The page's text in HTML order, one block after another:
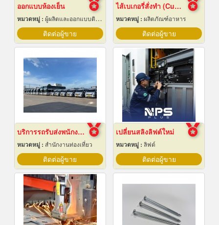
ออกแบบห้องเย็น
หมวดหมู่ : ผู้ผลิตและออกแบบติดตั้งห้องเย็น
ติดต่อผู้ขาย
ไส้เบเกอรี่สั่งทำ (Custom bakery fillings)
หมวดหมู่ : ผลิตภัณฑ์อาหาร
ติดต่อผู้ขาย
บริการรถรับส่งพนักงาน ฉะเชิงเทรา
หมวดหมู่ : สำนักงานท่องเที่ยว
ติดต่อผู้ขาย
เปลี่ยนสลิงลิฟต์ใหม่
หมวดหมู่ : ลิฟต์
ติดต่อผู้ขาย